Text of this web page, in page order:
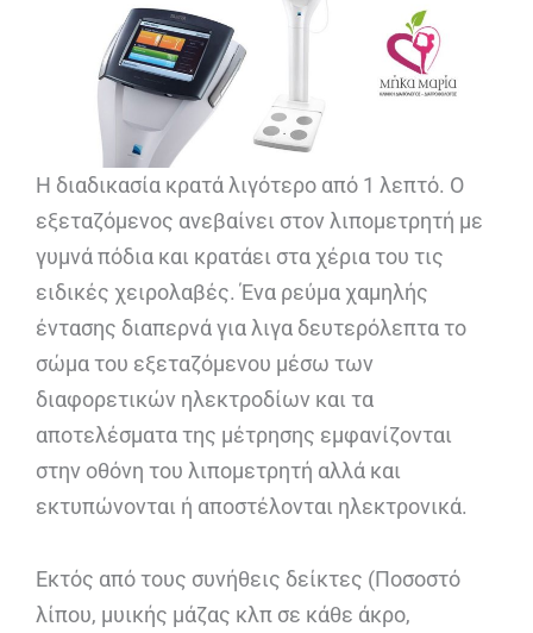
Η διαδικασία κρατά λιγότερο από 1 λεπτό. Ο
εξεταζόμενος ανεβαίνει στον λιπομετρητή με
γυμνά πόδια και κρατάει στα χέρια του τις
ειδικές χειρολαβές. Ένα ρεύμα χαμηλής
έντασης διαπερνά για λιγα δευτερόλεπτα το
σώμα του εξεταζόμενου μέσω των
διαφορετικών ηλεκτροδίων και τα
αποτελέσματα της μέτρησης εμφανίζονται
στην οθόνη του λιπομετρητή αλλά και
εκτυπώνονται ή αποστέλονται ηλεκτρονικά.
Εκτός από τους συνήθεις δείκτες (Ποσοστό
λίπου, μυικής μάζας κλπ σε κάθε άκρο,